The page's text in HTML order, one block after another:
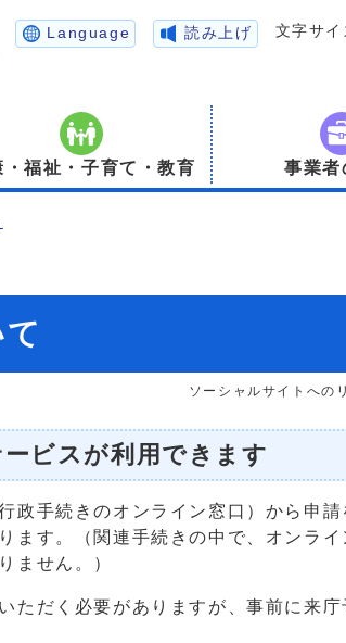
Language 読み上げ 文字サイ
・福祉・子育て・教育 事業者
ソーシャルサイトへの
ビスが利用できます
政手続きのオンライン窓口）から申請
ます。（関連手続きの中で、オンライ
ません。）
ただく必要がありますが、事前に来庁